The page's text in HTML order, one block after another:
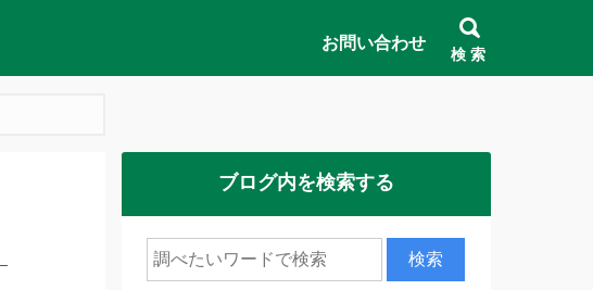
お問い合わせ
検 索
ブログ内を検索する